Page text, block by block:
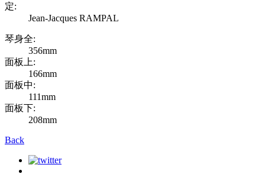
定:
Jean-Jacques RAMPAL
琴身全:
356mm
面板上:
166mm
面板中:
111mm
面板下:
208mm
Back